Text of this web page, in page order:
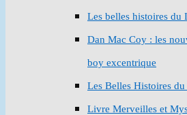
Les belles histoires du
Dan Mac Coy : les
boy excentrique
Les Belles Histoires
Livre Merveilles et